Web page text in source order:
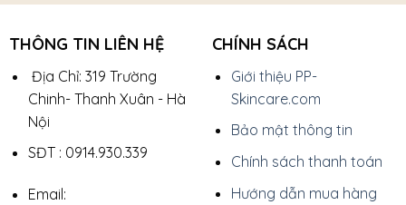
THÔNG TIN LIÊN HỆ
Địa Chỉ: 319 Trường
Chinh- Thanh Xuân - Hà
Nội
SĐT : 0914.930.339
Email:
CHÍNH SÁCH
Giới thiệu PP-
Skincare.com
Bảo mật thông tin
Chính sách thanh toán
Hướng dẫn mua hàng